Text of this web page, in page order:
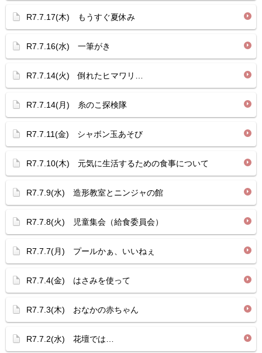
R7.7.17(木) もうすぐ夏休み
R7.7.16(水) 一筆がき
R7.7.14(火) 倒れたヒマワリ…
R7.7.14(月) 糸のこ探検隊
R7.7.11(金) シャボン玉あそび
R7.7.10(木) 元気に生活するための食事について
R7.7.9(水) 造形教室とニンジャの館
R7.7.8(火) 児童集会（給食委員会）
R7.7.7(月) プールかぁ、いいねぇ
R7.7.4(金) はさみを使って
R7.7.3(木) おなかの赤ちゃん
R7.7.2(水) 花壇では…